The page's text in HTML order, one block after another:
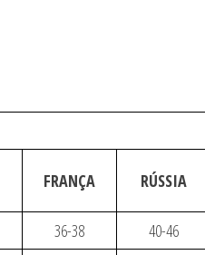
FRANÇA RÚSSIA
36-38
40-46